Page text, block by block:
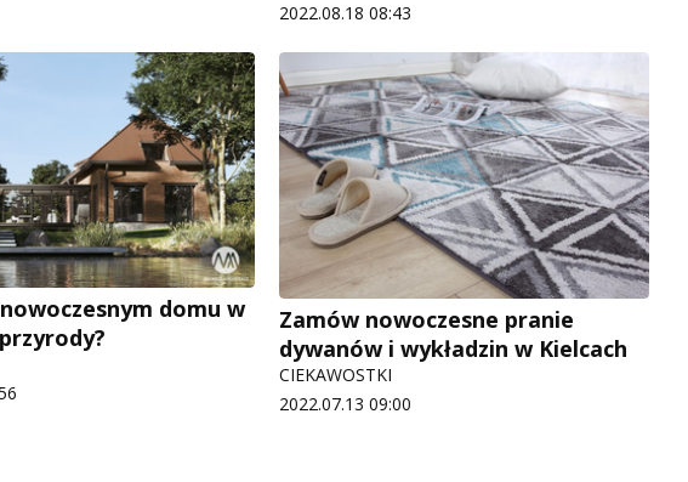
2022.08.18 08:43
domu w
Zamów nowoczesne pranie
dywanów i wykładzin w Kielcach
CIEKAWOSTKI
2022.07.13 09:00